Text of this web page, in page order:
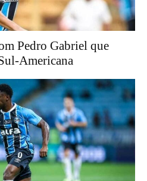
Pedro Gabriel que
Americana